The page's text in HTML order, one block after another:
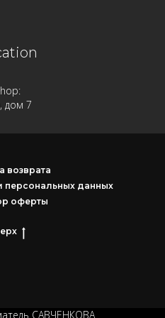
дом 7
возврата
персональных данных
оферты
САВЧЕНКОВА